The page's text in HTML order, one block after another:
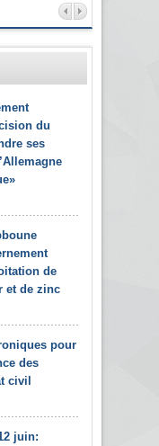
du
ses
de
et de zinc
pour
des
civil
juin: